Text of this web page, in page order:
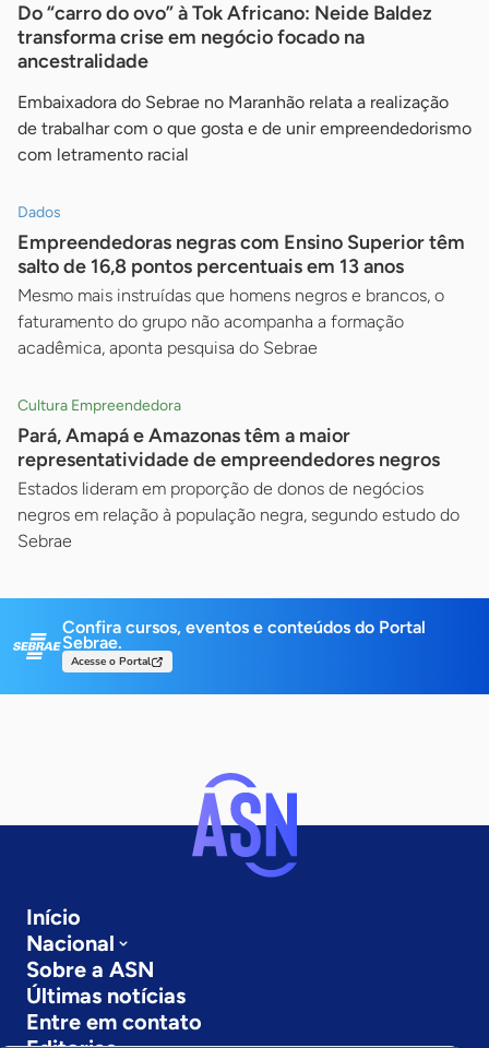
Do “carro do ovo” à Tok Africano: Neide Baldez
transforma crise em negócio focado na
ancestralidade
Embaixadora do Sebrae no Maranhão relata a realização
de trabalhar com o que gosta e de unir empreendedorismo
com letramento racial
Dados
Empreendedoras negras com Ensino Superior têm
salto de 16,8 pontos percentuais em 13 anos
Mesmo mais instruídas que homens negros e brancos, o
faturamento do grupo não acompanha a formação
acadêmica, aponta pesquisa do Sebrae
Cultura Empreendedora
Pará, Amapá e Amazonas têm a maior
representatividade de empreendedores negros
Estados lideram em proporção de donos de negócios
negros em relação à população negra, segundo estudo do
Sebrae
Confira cursos, eventos e conteúdos do Portal
Sebrae.
Acesse o Portal
Início
Nacional
Sobre a ASN
Últimas notícias
Entre em contato